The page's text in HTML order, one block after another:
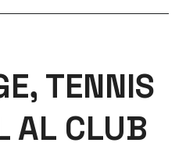
TENNIS
AL CLUB